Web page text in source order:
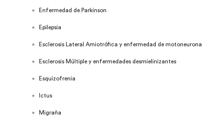
Enfermedad de Parkinson
Epilepsia
Esclerosis Lateral Amiotrófica y enfermedad de motoneurona
Esclerosis Múltiple y enfermedades desmielinizantes
Esquizofrenia
Ictus
Migraña